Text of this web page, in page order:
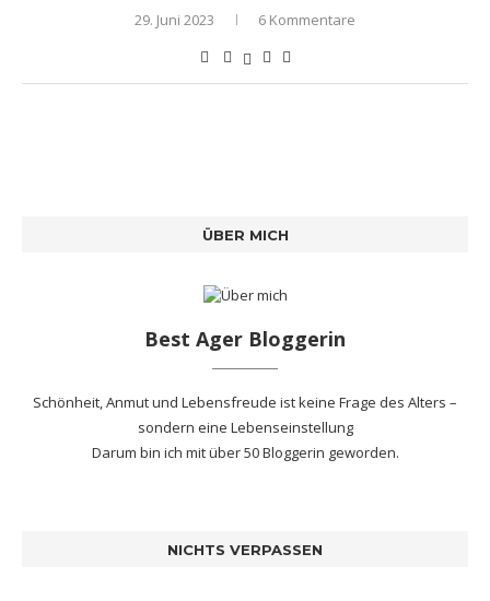
29. Juni 2023 6 Kommentare
ÜBER MICH
Best Ager Bloggerin
Schönheit, Anmut und Lebensfreude ist keine Frage des Alters –
sondern eine Lebenseinstellung
Darum bin ich mitüber 50 Bloggerin geworden.
NICHTS VERPASSEN